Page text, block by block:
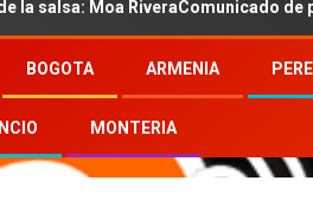
RiveraComunicado de prensa
BOGOTA ARMENIA
MONTERIA